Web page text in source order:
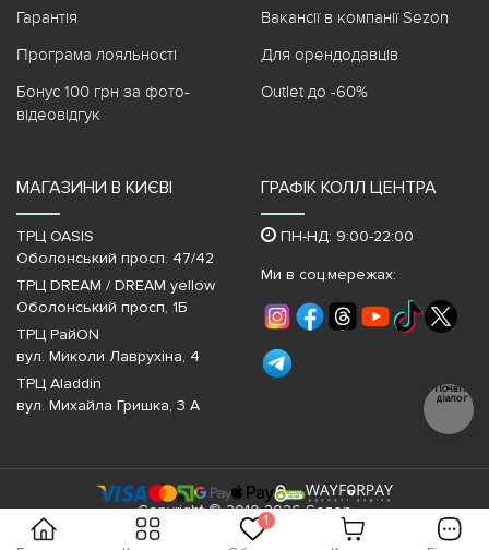
1
Гарантія
Програма лояльності
Бонус 100 грн за фото-
відеовідгук
Вакансії в компанії Sezon
Для орендодавців
Outlet до -60%
МАГАЗИНИ В КИЄВІ
ТРЦ OASIS
Оболонський просп. 47/42
ТРЦ DREAM / DREAM yellow
Оболонський просп, 1Б
ТРЦ РайON
вул. Миколи Лаврухіна, 4
ТРЦ Aladdin
вул. Михайла Гришка, 3 А
ГРАФІК КОЛЛ ЦЕНТРА
ПН-НД: 9:00-22:00
Ми в соц.мережах:
Copyright © 2010-2026 Sezon
Почати
діалог